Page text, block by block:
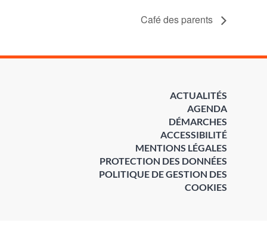
Café des parents
ACTUALITÉS
AGENDA
DÉMARCHES
ACCESSIBILITÉ
MENTIONS LÉGALES
PROTECTION DES DONNÉES
POLITIQUE DE GESTION DES
COOKIES